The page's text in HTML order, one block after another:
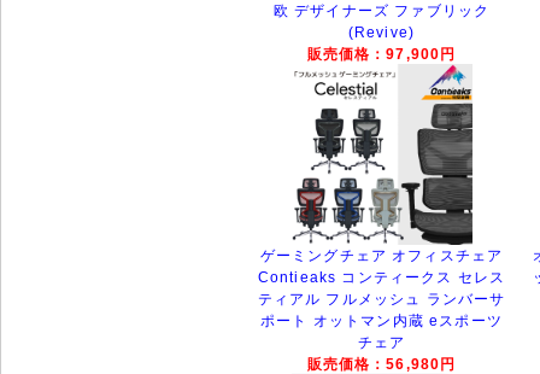
欧 デザイナーズ ファブリック
(Revive)
販売価格：97,900円
ゲーミングチェア オフィスチェア
Contieaks コンティークス セレス
ティアル フルメッシュ ランバーサ
ポート オットマン内蔵 eスポーツ
チェア
販売価格：56,980円